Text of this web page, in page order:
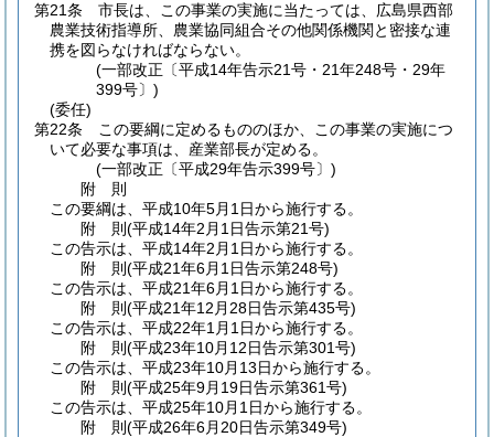
第21条
市長は、この事業の実施に当たっては、広島県西部
農業技術指導所、農業協同組合その他関係機関と密接な連
携を図らなければならない。
(一部改正〔平成14年告示21号・21年248号・29年
399号〕)
(委任)
第22条
この要綱に定めるもののほか、この事業の実施につ
いて必要な事項は、産業部長が定める。
(一部改正〔平成29年告示399号〕)
附 則
この要綱は、平成10年5月1日から施行する。
附 則(平成14年2月1日告示第21号)
この告示は、平成14年2月1日から施行する。
附 則(平成21年6月1日告示第248号)
この告示は、平成21年6月1日から施行する。
附 則(平成21年12月28日告示第435号)
この告示は、平成22年1月1日から施行する。
附 則(平成23年10月12日告示第301号)
この告示は、平成23年10月13日から施行する。
附 則(平成25年9月19日告示第361号)
この告示は、平成25年10月1日から施行する。
附 則(平成26年6月20日告示第349号)